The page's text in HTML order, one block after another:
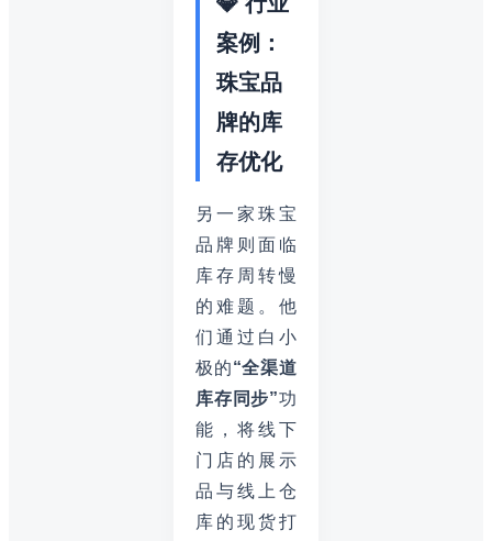
案例：
珠宝品
牌的库
存优化
另一家珠宝
品牌则面临
库存周转慢
的难题。他
们通过白小
极的“全渠道
库存同步”功
能，将线下
门店的展示
品与线上仓
库的现货打